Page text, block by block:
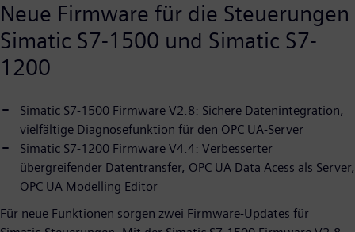
Neue Firmware für die Steuerungen
Simatic S7-1500 und Simatic S7-
1200
Simatic S7-1500 Firmware V2.8: Sichere Datenintegration,
vielfältige Diagnosefunktion für den OPC UA-Server
Simatic S7-1200 Firmware V4.4: Verbesserter
übergreifender Datentransfer, OPC UA Data Acess als Server,
OPC UA Modelling Editor
Für neue Funktionen sorgen zwei Firmware-Updates für